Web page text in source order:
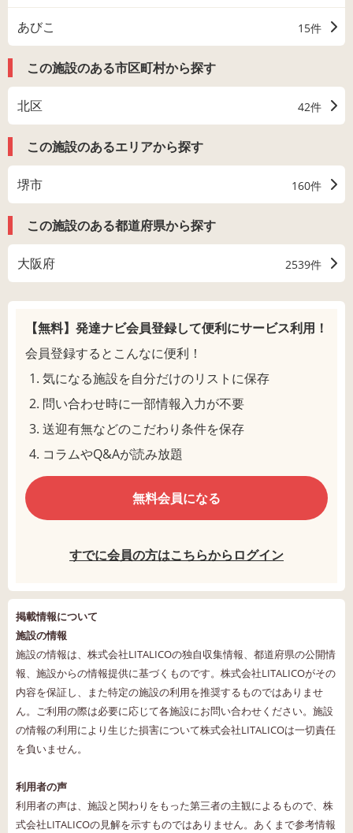
あびこ 15件
この施設のある市区町村から探す
北区 42件
この施設のあるエリアから探す
堺市 160件
この施設のある都道府県から探す
大阪府 2539件
【無料】発達ナビ会員登録して便利にサービス利用！
会員登録するとこんなに便利！
気になる施設を自分だけのリストに保存
問い合わせ時に一部情報入力が不要
送迎有無などのこだわり条件を保存
コラムやQ&Aが読み放題
無料会員になる
すでに会員の方はこちらからログイン
掲載情報について
施設の情報
施設の情報は、株式会社LITALICOの独自収集情報、都道府県の公開情
報、施設からの情報提供に基づくものです。株式会社LITALICOがその
内容を保証し、また特定の施設の利用を推奨するものではありませ
ん。ご利用の際は必要に応じて各施設にお問い合わせください。施設
の情報の利用により生じた損害について株式会社LITALICOは一切責任
を負いません。
利用者の声
利用者の声は、施設と関わりをもった第三者の主観によるもので、株
式会社LITALICOの見解を示すものではありません。あくまで参考情報